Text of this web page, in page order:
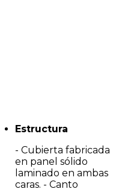
Estructura
- Cubierta fabricada
en panel sólido
laminado en ambas
caras. - Canto